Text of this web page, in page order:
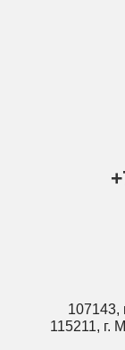
107143,
115211, г.